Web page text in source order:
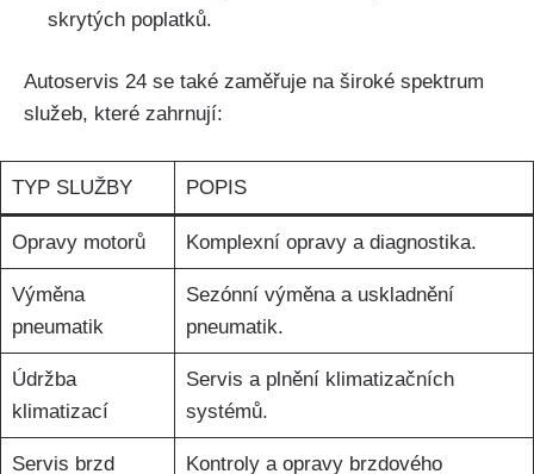
skrytých ‌poplatků.
Autoservis 24 se také zaměřuje na široké spektrum
služeb,⁣ které zahrnují:
TYP ⁣SLUŽBY POPIS
Opravy motorů Komplexní opravy a⁢ diagnostika.
Výměna
⁢pneumatik
Sezónní ⁣výměna a uskladnění
⁢pneumatik.
Údržba
klimatizací
Servis a plnění ‍klimatizačních
systémů.
Servis brzd
Kontroly ⁣a opravy brzdového ​